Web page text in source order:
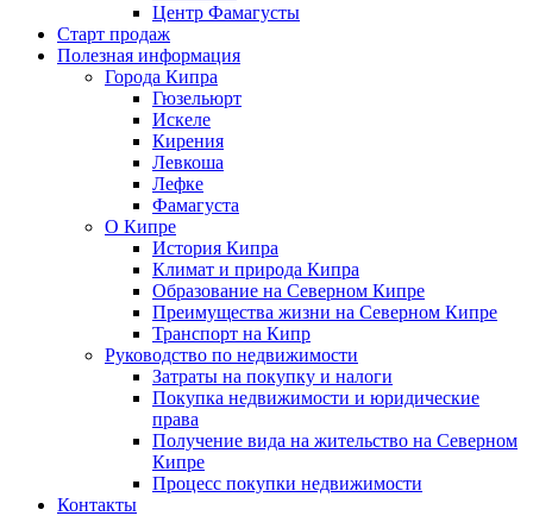
Центр Фамагусты
Старт продаж
Полезная информация
Города Кипра
Гюзельюрт
Искеле
Кирения
Левкоша
Лефке
Фамагуста
О Кипре
История Кипра
Климат и природа Кипра
Образование на Северном Кипре
Преимущества жизни на Северном Кипре
Транспорт на Кипр
Руководство по недвижимости
Затраты на покупку и налоги
Покупка недвижимости и юридические
права
Получение вида на жительство на Северном
Кипре
Процесс покупки недвижимости
Контакты